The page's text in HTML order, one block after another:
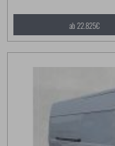
ab 22.825€